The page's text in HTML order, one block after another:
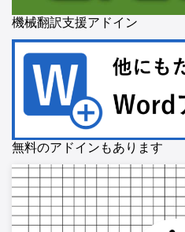
機械翻訳支援アドイン
無料のアドインもあります